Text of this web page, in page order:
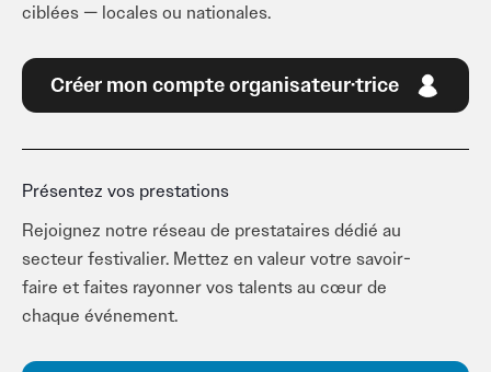
ciblées — locales ou nationales.
Créer mon compte organisateur·trice
Présentez vos prestations
Rejoignez notre réseau de prestataires dédié au
secteur festivalier. Mettez en valeur votre savoir-
faire et faites rayonner vos talents au cœur de
chaque événement.